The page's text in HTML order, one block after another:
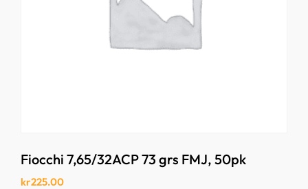
Fiocchi 7,65/32ACP 73 grs FMJ, 50pk
kr225.00